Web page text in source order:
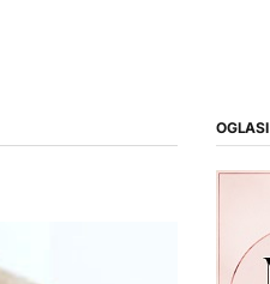
OGLASI